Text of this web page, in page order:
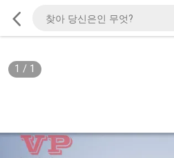
1 / 1